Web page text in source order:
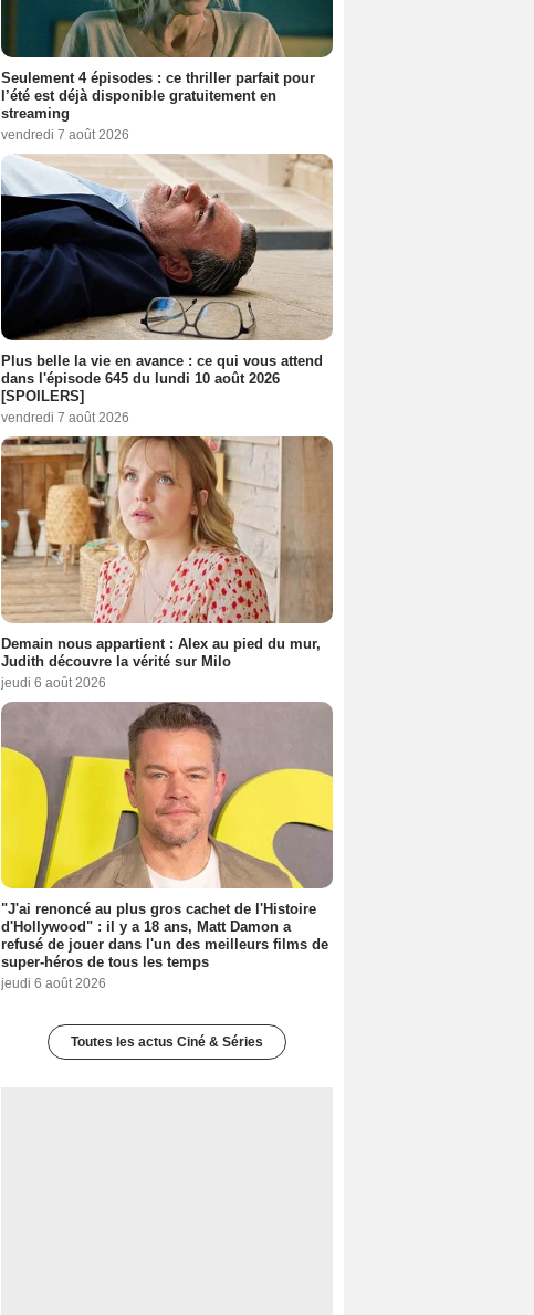
Seulement 4 épisodes : ce thriller parfait pour
l’été est déjà disponible gratuitement en
streaming
vendredi 7 août 2026
Plus belle la vie en avance : ce qui vous attend
dans l'épisode 645 du lundi 10 août 2026
[SPOILERS]
vendredi 7 août 2026
Demain nous appartient : Alex au pied du mur,
Judith découvre la vérité sur Milo
jeudi 6 août 2026
"J'ai renoncé au plus gros cachet de l'Histoire
d'Hollywood" : il y a 18 ans, Matt Damon a
refusé de jouer dans l'un des meilleurs films de
super-héros de tous les temps
jeudi 6 août 2026
Toutes les actus Ciné & Séries